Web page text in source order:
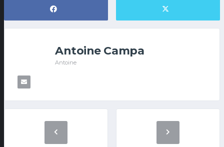
Antoine Campa
Antoine